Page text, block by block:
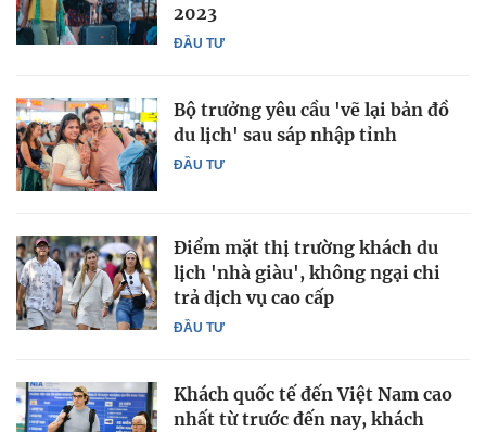
ĐẦU TƯ
2023
ĐẦU TƯ
Bộ trưởng yêu cầu 'vẽ lại bản đồ
du lịch' sau sáp nhập tỉnh
ĐẦU TƯ
Điểm mặt thị trường khách du
lịch 'nhà giàu', không ngại chi
trả dịch vụ cao cấp
Khách quốc tế đến Việt Nam cao
nhất từ trước đến nay, khách